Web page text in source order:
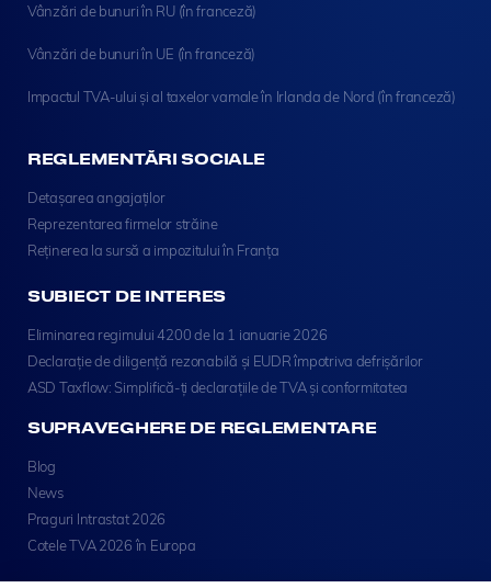
Vânzări de bunuri în RU (în franceză)
Vânzări de bunuri în UE (în franceză)
Impactul TVA-ului și al taxelor vamale în Irlanda de Nord (în franceză)
REGLEMENTĂRI SOCIALE
Detașarea angajaților
Reprezentarea firmelor străine
Reținerea la sursă a impozitului în Franța
SUBIECT DE INTERES
Eliminarea regimului 4200 de la 1 ianuarie 2026
Declarație de diligență rezonabilă și EUDR împotriva defrișărilor
ASD Taxflow: Simplifică-ți declarațiile de TVA și conformitatea
SUPRAVEGHERE DE REGLEMENTARE
Blog
News
Praguri Intrastat 2026
Cotele TVA 2026 în Europa